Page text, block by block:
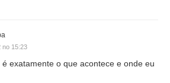
no 15:23
exatamente o que acontece e onde eu